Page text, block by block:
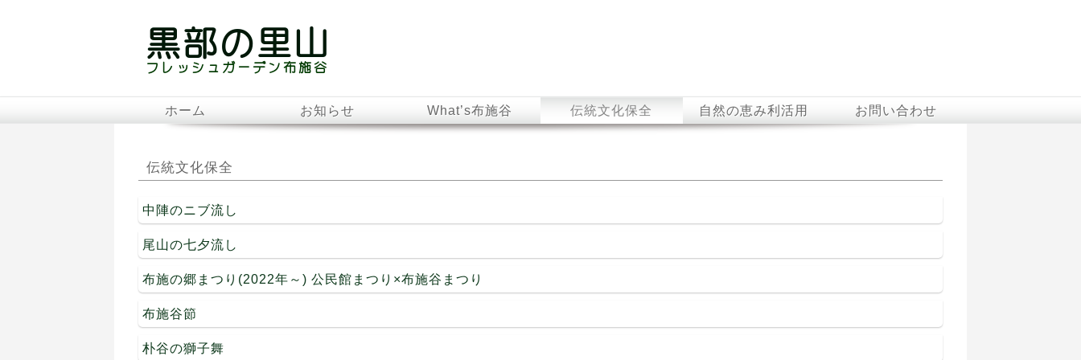
ホーム お知らせ What’s布施谷 伝統文化保全 自然の恵み利活用 お問い合わせ
伝統文化保全
中陣のニブ流し
尾山の七夕流し
布施の郷まつり(2022年～) 公民館まつり×布施谷まつり
布施谷節
朴谷の獅子舞